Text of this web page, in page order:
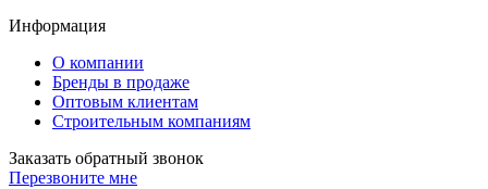
Информация
О компании
Бренды в продаже
Оптовым клиентам
Строительным компаниям
Заказать обратный звонок
Перезвоните мне